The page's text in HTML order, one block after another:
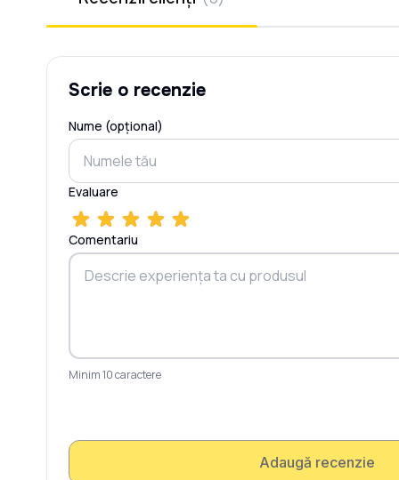
Scrie o recenzie
Nume (opțional)
Evaluare
Comentariu
Minim 10 caractere
Adaugă recenzie